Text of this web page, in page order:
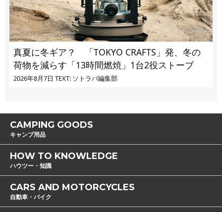
真夏に冬ギア？ 「TOKYO CRAFTS」発、冬の
荷物を減らす「13時間燃焼」1台2役ストーブ
2026年8月7日 TEXT: ソトラバ編集部
CAMPING GOODS
キャンプ用品
HOW TO KNOWLEDGE
ハウツー・知識
CARS AND MOTORCYCLES
自動車・バイク